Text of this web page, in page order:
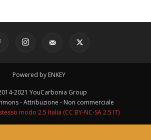
Powered by ENKEY
2021 YouCarbonia Group
- Attribuzione - Non commerciale
modo 2.5 Italia (CC BY-NC-SA 2.5 IT)